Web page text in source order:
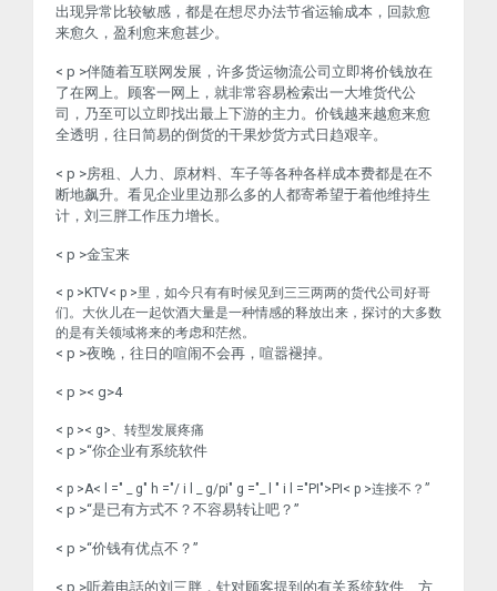
出现异常比较敏感，都是在想尽办法节省运输成本，回款愈
来愈久，盈利愈来愈甚少。
< p >伴随着互联网发展，许多货运物流公司立即将价钱放在
了在网上。顾客一网上，就非常容易检索出一大堆货代公
司，乃至可以立即找出最上下游的主力。价钱越来越愈来愈
全透明，往日简易的倒货的干果炒货方式日趋艰辛。
< p >房租、人力、原材料、车子等各种各样成本费都是在不
断地飙升。看见企业里边那么多的人都寄希望于着他维持生
计，刘三胖工作压力增长。
< p >金宝来
< p >KTV< p >里，如今只有有时候见到三三两两的货代公司好哥
们。大伙儿在一起饮酒大量是一种情感的释放出来，探讨的大多数
的是有关领域将来的考虑和茫然。
< p >夜晚，往日的喧闹不会再，喧嚣褪掉。
< p >< g>4
< p >< g>、转型发展疼痛
< p >“你企业有系统软件
< p >A< l =" _ g" h ="/ i l _ g/pi" g ="_ l " i l ="PI">PI < p >连接不？”
< p >“是已有方式不？不容易转让吧？”
< p >“价钱有优点不？”
< p >听着电話的刘三胖，针对顾客提到的有关系统软件、方